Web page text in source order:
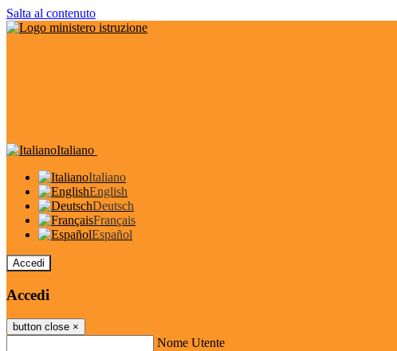
Salta al contenuto
Italiano
Italiano
English
Deutsch
Français
Español
Accedi
Accedi
button close ×
Nome Utente